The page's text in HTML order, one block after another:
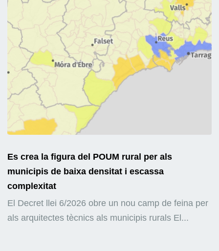
Es crea la figura del POUM rural per als
municipis de baixa densitat i escassa
complexitat
El Decret llei 6/2026 obre un nou camp de feina per
als arquitectes tècnics als municipis rurals El...